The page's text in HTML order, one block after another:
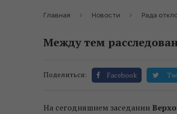
Главная Новости Рада
Между тем
Поделиться: Facebook
На сегодняшнем заседании